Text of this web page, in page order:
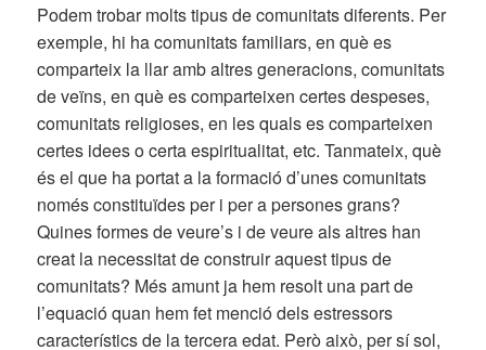
Podem trobar molts tipus de comunitats diferents. Per
exemple, hi ha comunitats familiars, en què es
comparteix la llar amb altres generacions, comunitats
de veïns, en què es comparteixen certes despeses,
comunitats religioses, en les quals es comparteixen
certes idees o certa espiritualitat, etc. Tanmateix, què
és el que ha portat a la formació d’unes comunitats
només constituïdes per i per a persones grans?
Quines formes de veure’s i de veure als altres han
creat la necessitat de construir aquest tipus de
comunitats? Més amunt ja hem resolt una part de
l’equació quan hem fet menció dels estressors
característics de la tercera edat. Però això, per sí sol,